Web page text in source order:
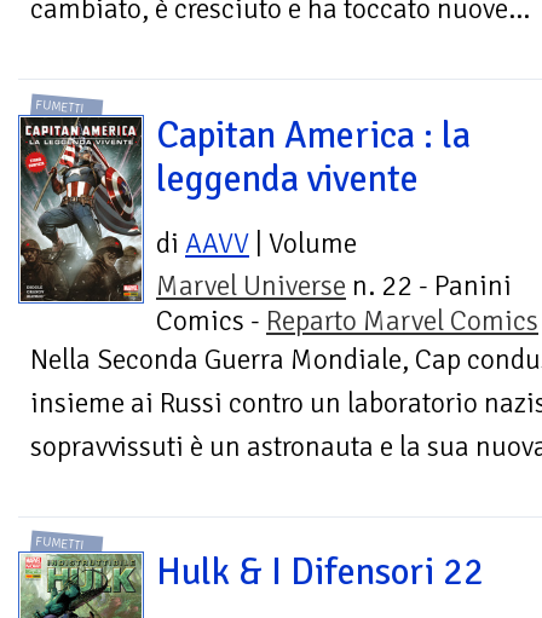
cambiato, è cresciuto e ha toccato nuove...
FUMETTI
Capitan America : la
leggenda vivente
di AAVV | Volume
Marvel Universe n. 22 - Panini
Comics - Reparto Marvel Comics
Nella Seconda Guerra Mondiale, Cap
insieme ai Russi contro un laboratorio
sopravvissuti è un astronauta e la sua
FUMETTI
Hulk & I Difensori 22